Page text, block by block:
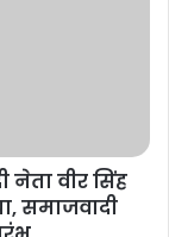
नेता वीर सिंह
समाजवादी